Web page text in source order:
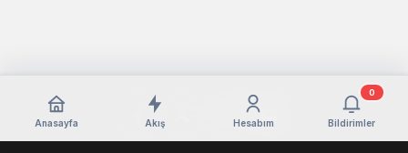
Anasayfa Akış Hesabım Bildirimler
0